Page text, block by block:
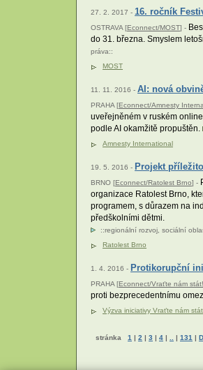
27. 2. 2017 - 16. ročník
OSTRAVA [Econnect/MOST] -
do 31. března. Smyslem
práva::
MOST
11. 11. 2016 - AI: nová
PRAHA [Econnect/Amnesty
uveřejněném v ruském
podle AI okamžitě propuštěn.
Amnesty International
19. 5. 2016 - Projekt
BRNO [Econnect/Ratolest Brno] -
organizace Ratolest Brno,
programem, s důrazem na
předškolními dětmi.
::regionální rozvoj sociální
Ratolest Brno
1. 4. 2016 - Protikorupční
PRAHA [Econnect/Vraťte nám stát!
proti bezprecedentnímu
Výzva iniciativy Vraťte nám
stránka 1 | 2 | 3 | 4 | | 131 |